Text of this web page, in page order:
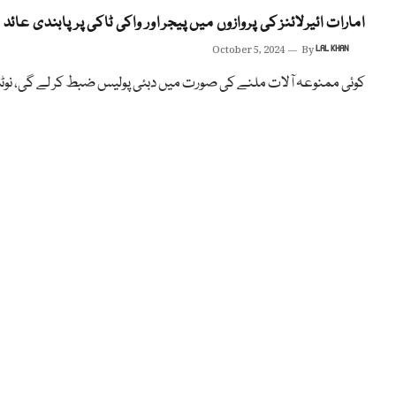
امارات ائیرلائنز کی پروازوں میں پیجر اور واکی ٹاکی پر پابندی عائد
October 5, 2024 ByLAL KHAN
کوئی ممنوعہ آلات ملنے کی صورت میں دبئی پولیس ضبط کر لے گی،